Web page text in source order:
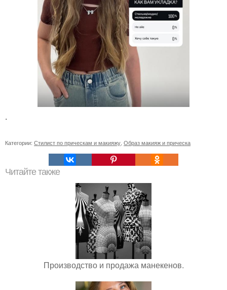
.
Категории: Стилист по прическам и макияжу Образ макияж и прическа
Читайте также
Производство и продажа манекенов.